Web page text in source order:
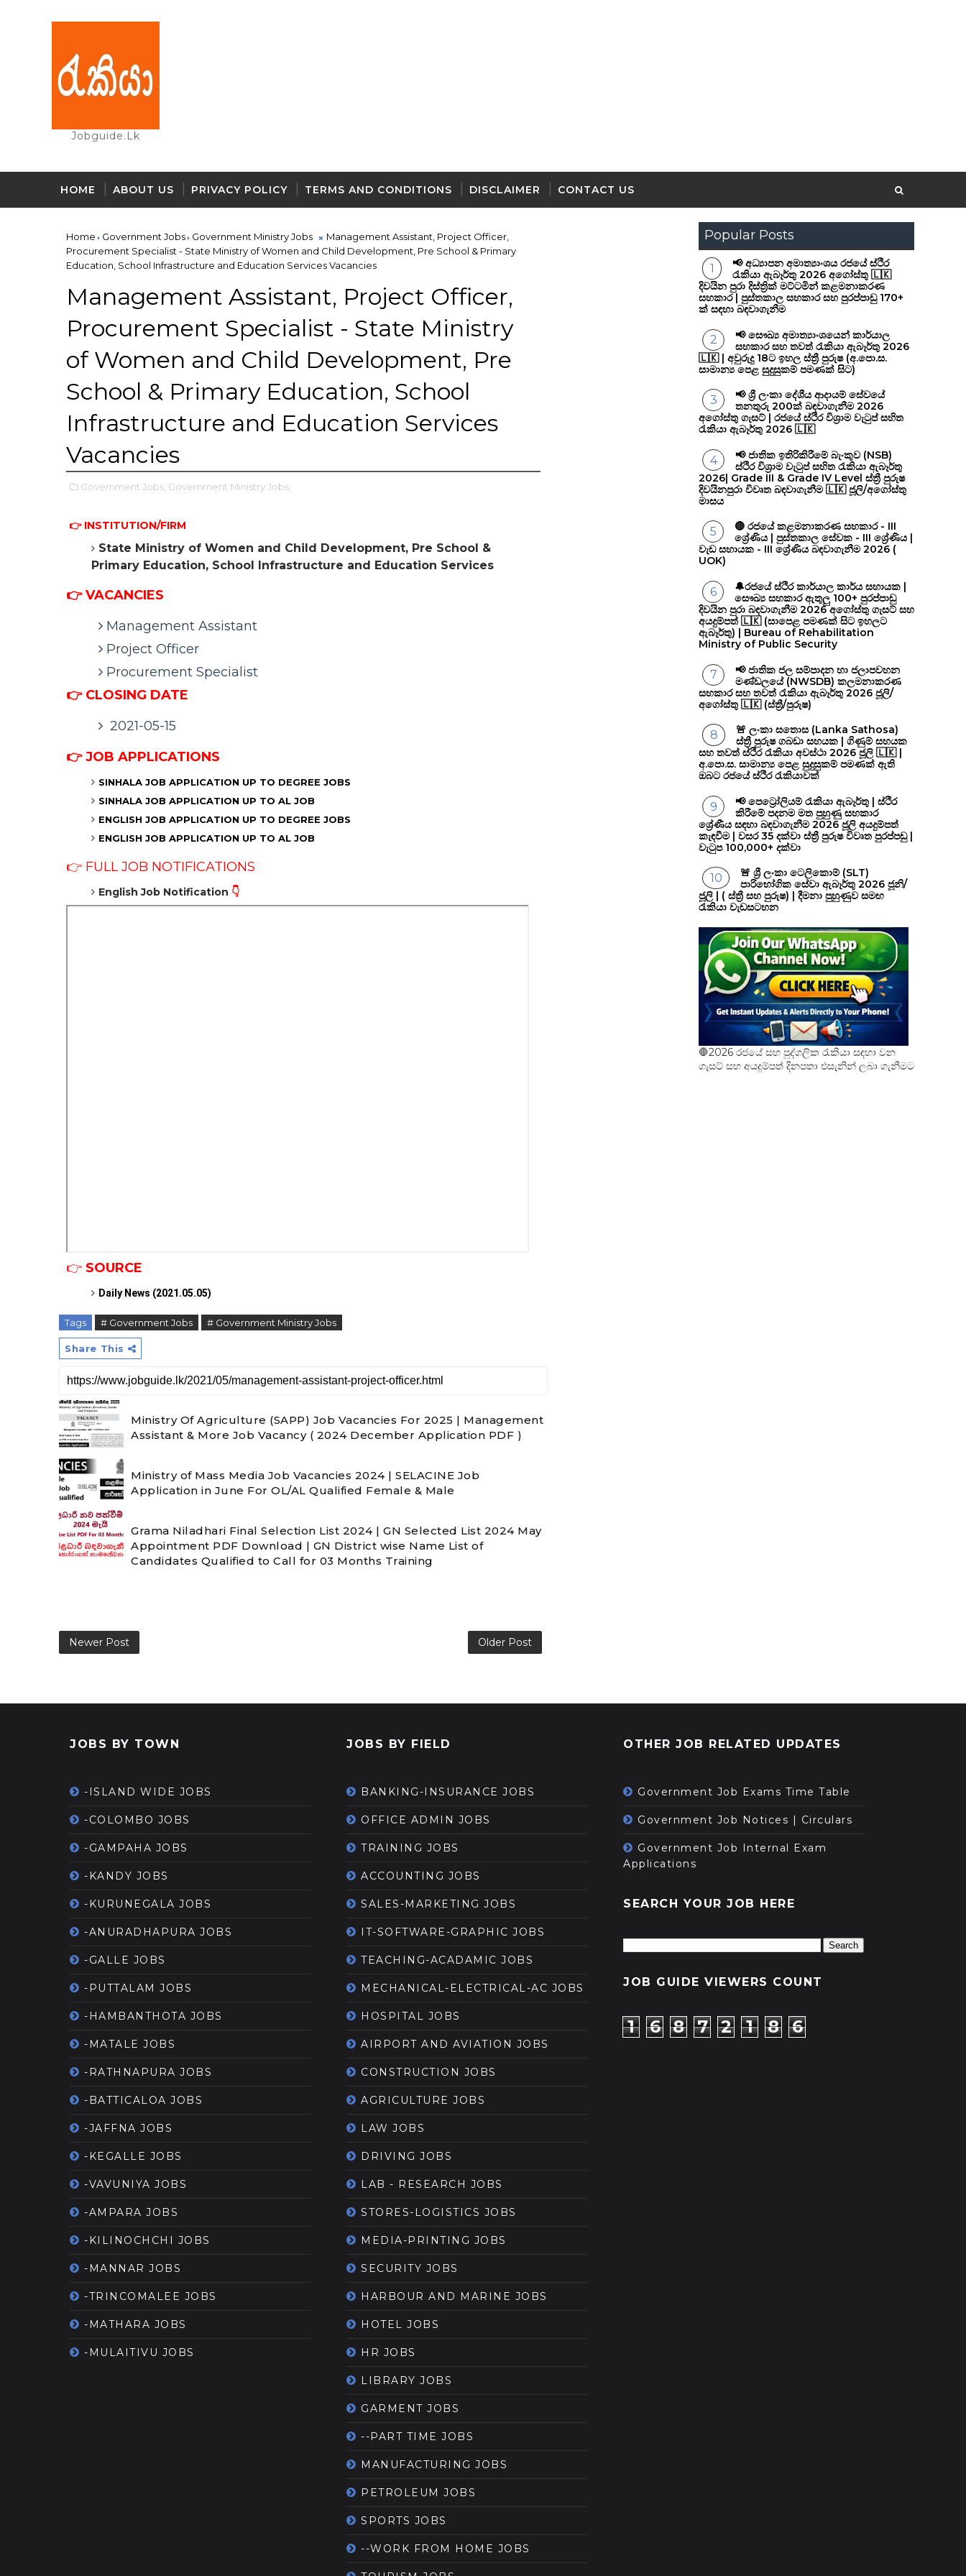
Jobguide.lk
HOME ABOUT US PRIVACY POLICY TERMS AND CONDITIONS DISCLAIMER CONTACT US
Home Government Jobs Government Ministry Jobs
Management Assistant, Project Officer,
Procurement Specialist - State Ministry of Women and Child Development, Pre School & Primary
Education, School Infrastructure and Education Services Vacancies
Management Assistant, Project Officer,
Procurement Specialist - State Ministry
of Women and Child Development, Pre
School & Primary Education, School
Infrastructure and Education Services
Vacancies
Government Jobs, Government Ministry Jobs,
👉 INSTITUTION/FIRM
State Ministry of Women and Child Development, Pre School &
Primary Education, School Infrastructure and Education Services
👉 VACANCIES
Management Assistant
Project Officer
Procurement Specialist
👉 CLOSING DATE
2021-05-15
👉JOB APPLICATIONS
SINHALA JOB APPLICATION UP TO DEGREE JOBS
SINHALA JOB APPLICATION UP TO AL JOB
ENGLISH JOB APPLICATION UP TO DEGREE JOBS
ENGLISH JOB APPLICATION UP TO AL JOB
👉 FULL JOB NOTIFICATIONS
English Job Notification 👇
👉 SOURCE
Daily News (2021.05.05)
Tags # Government Jobs # Government Ministry Jobs
Share This
Ministry Of Agriculture (SAPP) Job Vacancies For 2025 | Management
Assistant & More Job Vacancy ( 2024 December Application PDF )
Ministry of Mass Media Job Vacancies 2024 | SELACINE Job
Application in June For OL/AL Qualified Female & Male
Grama Niladhari Final Selection List 2024 | GN Selected List 2024 May
Appointment PDF Download | GN District wise Name List of
Candidates Qualified to Call for 03 Months Training
Newer Post Older Post
Popular Posts
📢 අධ්‍යාපන අමාත්‍යාංශය රජයේ ස්ථිර
රැකියා ඇබෑර්තු 2026 අගෝස්තු 🇱🇰
දිවයින පුරා දිස්ත්‍රික් මට්ටමින් කළමනාකරණ
සහකාර | පුස්තකාල සහකාර සහ පුරප්පාඩු 170+
ක් සඳහා බඳවාගැනීම
📢 සෞඛ්‍ය අමාත්‍යාංශයෙන් කාර්යාල
සහකාර සහ තවත් රැකියා ඇබෑර්තු 2026
🇱🇰 | අවුරුදු 18ට ඉහල ස්ත්‍රී පුරුෂ (අ.පො.ස.
සාමාන්‍ය පෙළ සුදුසුකම් පමණක් සිට)
📢 ශ්‍රී ලංකා දේශීය ආදායම් සේවයේ
තනතුරු 200ක් බඳවාගැනීම 2026
අගෝස්තු ගැසට් | රජයේ ස්ථිර විශ්‍රාම වැටුප් සහිත
රැකියා ඇබෑර්තු 2026 🇱🇰
📢 ජාතික ඉතිරිකිරීමේ බැංකුව (NSB)
ස්ථිර විශ්‍රාම වැටුප් සහිත රැකියා ඇබෑර්තු
2026| Grade III & Grade IV Level ස්ත්‍රී පුරුෂ
දිවයිනපුරා විවෘත බඳවාගැනීම 🇱🇰 ජූලි/අගෝස්තු
මාසය
🔴 රජයේ කළමනාකරණ සහකාර - III
ශ්‍රේණිය | පුස්තකාල සේවක - III ශ්‍රේණිය |
වැඩ සහායක - III ශ්‍රේණිය බඳවාගැනීම 2026 (
UOK)
🔔රජයේ ස්ථිර කාර්යාල කාර්ය සහායක |
සෞඛ්‍ය සහකාර ඇතුලු 100+ පුරප්පාඩු
දිවයින පුරා බඳවාගැනීම 2026 අගෝස්තු ගැසට් සහ
අයදුම්පත් 🇱🇰 (සාපෙළ පමණක් සිට ඉහලට
ඇබෑර්තු) | Bureau of Rehabilitation
Ministry of Public Security
📢 ජාතික ජල සම්පාදන හා ජලාපවහන
මණ්ඩලයේ (NWSDB) කලමනාකරණ
සහකාර සහ තවත් රැකියා ඇබෑර්තු 2026 ජූලි/
අගෝස්තු 🇱🇰 (ස්ත්‍රී/පුරුෂ)
🚨 ලංකා සතොස (Lanka Sathosa)
ස්ත්‍රී පුරුෂ ගබඩා සහයක | ගිණුම් සහයක
සහ තවත් ස්ථිර රැකියා අවස්ථා 2026 ජූලි 🇱🇰 |
අ.පො.ස. සාමාන්‍ය පෙළ සුදුසුකම් පමණක් ඇති
ඔබට රජයේ ස්ථිර රැකියාවක්
📢 පෙට්‍රෝලියම් රැකියා ඇබෑර්තු | ස්ථිර
කිරීමේ පදනම මත පුහුණු සහකාර
ශ්‍රේණීය සඳහා බඳවාගැනීම 2026 ජූලි අයදුම්පත්
කැඳවීම | වසර 35 දක්වා ස්ත්‍රී පුරුෂ විවෘත පුරප්පඩු |
වැටුප 100,000+ දක්වා
🚨 ශ්‍රී ලංකා ටෙලිකොම් (SLT)
පාරිභෝගික සේවා ඇබෑර්තු 2026 ජූනි/
ජූලි | ( ස්ත්‍රී සහ පුරුෂ) | දීමනා පුහුණුව සමඟ
රැකියා වැඩසටහන
🛑2026 රජයේ සහ පුද්ගලික රැකියා සඳහා වන
ගැසට් සහ අයදුම්පත් දිනපතා එසැනින් ලබා ගැනීමට
JOBS BY TOWN
-ISLAND WIDE JOBS
-COLOMBO JOBS
-GAMPAHA JOBS
-KANDY JOBS
-KURUNEGALA JOBS
-ANURADHAPURA JOBS
-GALLE JOBS
-PUTTALAM JOBS
-HAMBANTHOTA JOBS
-MATALE JOBS
-RATHNAPURA JOBS
-BATTICALOA JOBS
-JAFFNA JOBS
-KEGALLE JOBS
-VAVUNIYA JOBS
-AMPARA JOBS
-KILINOCHCHI JOBS
-MANNAR JOBS
-TRINCOMALEE JOBS
-MATHARA JOBS
-MULAITIVU JOBS
JOBS BY FIELD
BANKING-INSURANCE JOBS
OFFICE ADMIN JOBS
TRAINING JOBS
ACCOUNTING JOBS
SALES-MARKETING JOBS
IT-SOFTWARE-GRAPHIC JOBS
TEACHING-ACADAMIC JOBS
MECHANICAL-ELECTRICAL-AC JOBS
HOSPITAL JOBS
AIRPORT AND AVIATION JOBS
CONSTRUCTION JOBS
AGRICULTURE JOBS
LAW JOBS
DRIVING JOBS
LAB - RESEARCH JOBS
STORES-LOGISTICS JOBS
MEDIA-PRINTING JOBS
SECURITY JOBS
HARBOUR AND MARINE JOBS
HOTEL JOBS
HR JOBS
LIBRARY JOBS
GARMENT JOBS
--PART TIME JOBS
MANUFACTURING JOBS
PETROLEUM JOBS
SPORTS JOBS
--WORK FROM HOME JOBS
OTHER JOB RELATED UPDATES
Government Job Exams Time Table
Government Job Notices | Circulars
Government Job Internal Exam
Applications
SEARCH YOUR JOB HERE
JOB GUIDE VIEWERS COUNT
1 6 8 7 2 1 8 6